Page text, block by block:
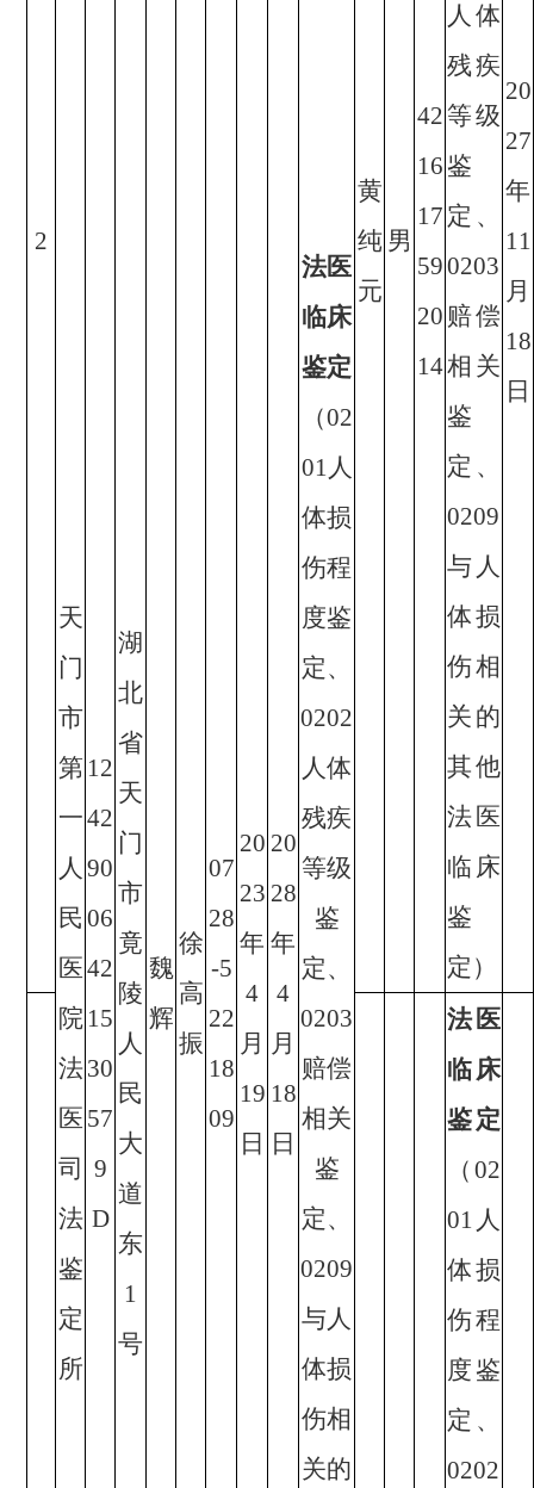
天
门
市
第
一
人
民
医
院
法
医
司
法
鉴
定
所
12
42
90
06
42
15
30
57
9
D
湖
北
省
天
门
市
竟
陵
人
民
大
道
东
1
号
魏
辉
徐
高
振
07
28
-5
22
18
09
20
23
年
4
月
19
日
20
28
年
4
月
18
日
法医
临床
鉴定
（02
01人
体损
伤程
度鉴
定、
0202
人体
残疾
等级
鉴
定、
0203
赔偿
相关
鉴
定、
0209
与人
体损
伤相
关的
2
黄
纯
元
男
42
16
17
59
20
14
人体
残疾
等级
鉴
定、
0203
赔偿
相关
鉴
定、
0209
与人
体损
伤相
关的
其他
法医
临床
鉴
定）
20
27
年
11
月
18
日
法医
临床
鉴定
（02
01人
体损
伤程
度鉴
定、
0202